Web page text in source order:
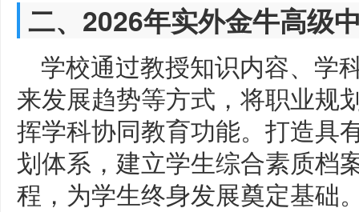
二、2026年实外金牛高级
学校通过教授知识内容、学
来发展趋势等方式，将职业规
挥学科协同教育功能。打造具
划体系，建立学生综合素质档
程，为学生终身发展奠定基础